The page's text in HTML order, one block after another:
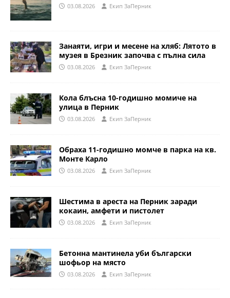
03.08.2026 Eкип ЗаПерник
Занаяти, игри и месене на хляб: Лятото в
музея в Брезник започва с пълна сила
03.08.2026 Eкип ЗаПерник
Кола блъсна 10-годишно момиче на
улица в Перник
03.08.2026 Eкип ЗаПерник
Обраха 11-годишно момче в парка на кв.
Монте Карло
03.08.2026 Eкип ЗаПерник
Шестима в ареста на Перник заради
кокаин, амфети и пистолет
03.08.2026 Eкип ЗаПерник
Бетонна мантинела уби български
шофьор на място
03.08.2026 Eкип ЗаПерник